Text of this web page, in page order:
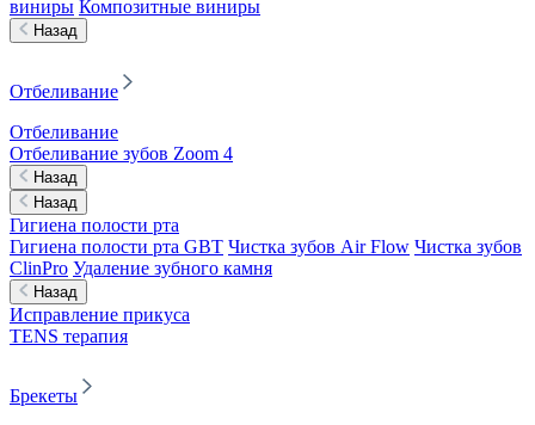
виниры Композитные виниры
Назад
Отбеливание
Отбеливание
Отбеливание зубов Zoom 4
Назад
Назад
Гигиена полости рта
Гигиена полости рта GBT Чистка зубов Air Flow Чистка зубов
ClinPro Удаление зубного камня
Назад
Исправление прикуса
TENS терапия
Брекеты